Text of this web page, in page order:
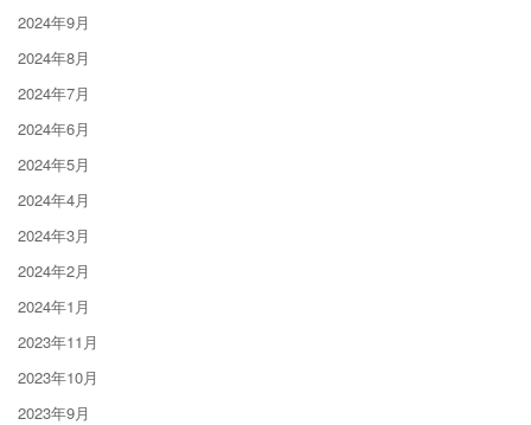
2024年9月
2024年8月
2024年7月
2024年6月
2024年5月
2024年4月
2024年3月
2024年2月
2024年1月
2023年11月
2023年10月
2023年9月